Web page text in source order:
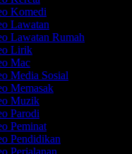
Komedi
Lawatan
Lawatan Rumah
Lirik
Mac
Media Sosial
Memasak
Muzik
Parodi
Peminat
Pendidikan